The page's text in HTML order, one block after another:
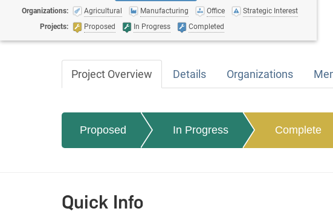
Organizations: Agricultural Manufacturing Office
Strategic Interest
Projects:
Proposed In Progress Completed
Project Overview Details Organizations
Proposed In Progress Complete
Quick Info